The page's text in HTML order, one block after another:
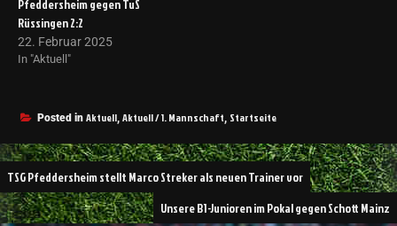
Pfeddersheim gegen TuS
Rüssingen 2:2
22. Februar 2025
In "Aktuell"
Posted in Aktuell, Aktuell / 1. Mannschaft, Startseite
TSG Pfeddersheim stellt Marco Streker als neuen Trainer vor
Unsere B1-Junioren im Pokal gegen Schott Mainz